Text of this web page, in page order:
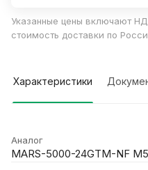
Указанные цены включают
стоимость доставки по
Характеристики
Аналог
MARS-5000-24GTM-NF